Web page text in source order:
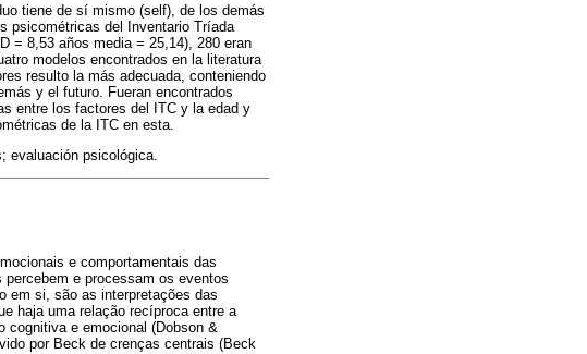
tiene de sí mismo (self), de los demás
psicométricas del Inventario Tríada
= 8,53 años media = 25,14), 280 eran
modelos encontrados en la literatura
resulto la más adecuada, conteniendo
y el futuro. Fueran encontrados
entre los factores del ITC y la edad y
de la ITC en esta.
evaluación psicológica.
e comportamentais das
e processam os eventos
em si, são as interpretações das
haja uma relação recíproca entre a
cognitiva e emocional (Dobson &
por Beck de crenças centrais (Beck